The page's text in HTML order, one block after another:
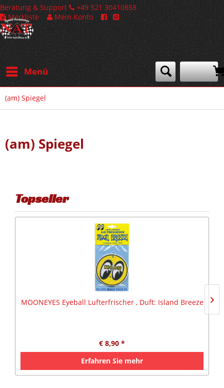
Beratung & Support
+49 521 30410858
Merkliste
Mein Konto
Menü
(am) Spiegel
(am) Spiegel
Topseller
MOONEYES Eyeball Lufterfrischer , Duft: Island Breeze
€ 8,90 *
Erfahren Sie mehr